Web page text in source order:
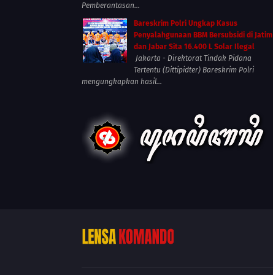
Pemberantasan...
Bareskrim Polri Ungkap Kasus
Penyalahgunaan BBM Bersubsidi di Jatim
dan Jabar Sita 16.400 L Solar Ilegal
Jakarta - Direktorat Tindak Pidana
Tertentu (Dittipidter) Bareskrim Polri
mengungkapkan hasil...